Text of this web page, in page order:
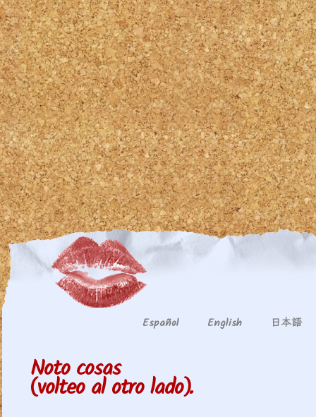
Español English 日本語
Noto cosas
(volteo al otro lado).